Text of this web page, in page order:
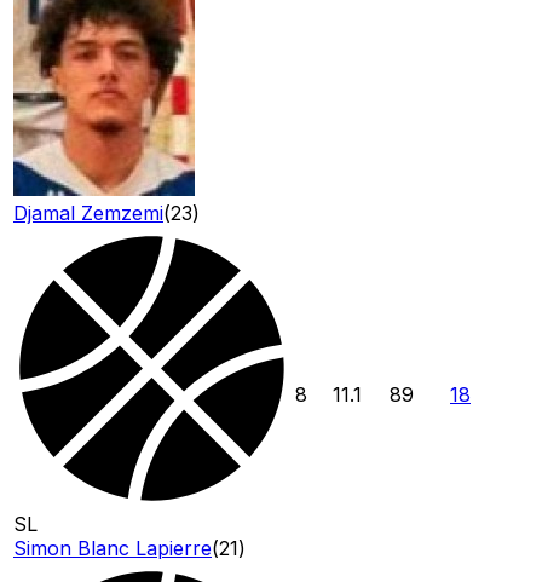
Djamal Zemzemi(23)
SL
Simon Blanc Lapierre(21)
8 11.1 89 18